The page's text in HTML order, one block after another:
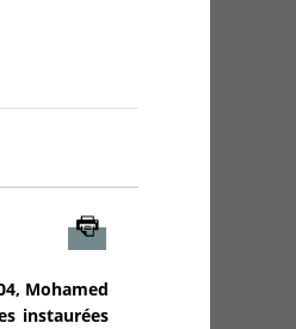
Mohamed
instaurées